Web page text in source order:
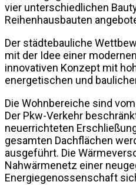
vier unterschiedlichen
Reihenhausbauten
Der städtebauliche
mit der Idee einer
innovativen Konzept mit
energetischen und
Die Wohnbereiche sind
Der Pkw-Verkehr
neuerrichteten
gesamten Dachflächen
ausgeführt. Die
Nahwärmenetz einer
Energiegenossenschaft